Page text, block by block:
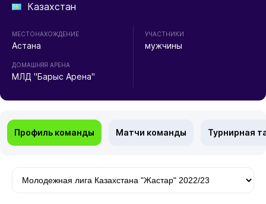
Казахстан
МЕСТОНАХОЖДЕНИЕ
Астана
ДОМАШНЯЯ АРЕНА
МЛД "Барыс Арена"
УЧАСТНИКИ
мужчины
Профиль команды Матчи команды Турнирная